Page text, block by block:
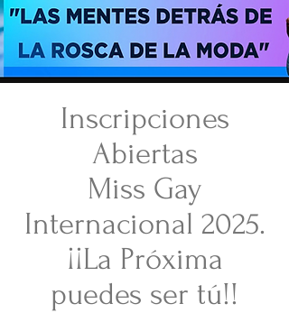
Inscripciones
Abiertas
Miss Gay
Internacional 2025.
¡¡La Próxima
puedes ser tú!!